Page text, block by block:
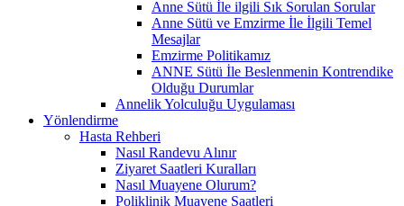
Anne Sütü İle ilgili Sık Sorulan Sorular
Anne Sütü ve Emzirme İle İlgili Temel
Mesajlar
Emzirme Politikamız
ANNE Sütü İle Beslenmenin Kontrendike
Olduğu Durumlar
Annelik Yolculuğu Uygulaması
Yönlendirme
Hasta Rehberi
Nasıl Randevu Alınır
Ziyaret Saatleri Kuralları
Nasıl Muayene Olurum?
Poliklinik Muayene Saatleri